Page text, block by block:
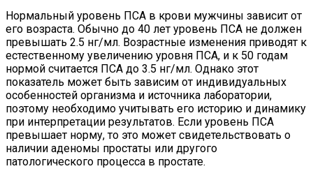
Нормальный уровень ПСА в крови мужчины зависит от
его возраста. Обычно до 40 лет уровень ПСА не должен
превышать 2.5 нг/мл. Возрастные изменения приводят к
естественному увеличению уровня ПСА, и к 50 годам
нормой считается ПСА до 3.5 нг/мл. Однако этот
показатель может быть зависим от индивидуальных
особенностей организма и источника лаборатории,
поэтому необходимо учитывать его историю и динамику
при интерпретации результатов. Если уровень ПСА
превышает норму, то это может свидетельствовать о
наличии аденомы простаты или другого
патологического процесса в простате.